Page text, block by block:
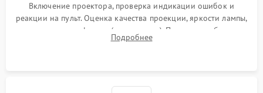
Включение проектора, проверка индикации ошибок и
реакции на пульт. Оценка качества проекции, яркости лампы,
наличия артефактов (точки, пятна). Проверка работы
системы охлаждения по уровню шума вентиляторов.
Подробнее